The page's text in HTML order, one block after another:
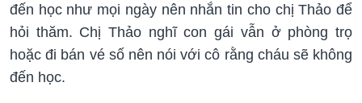
đến học như mọi ngày nên nhắn tin cho chị Thảo để
hỏi thăm. Chị Thảo nghĩ con gái vẫn ở phòng trọ
hoặc đi bán vé số nên nói với cô rằng cháu sẽ không
đến học.